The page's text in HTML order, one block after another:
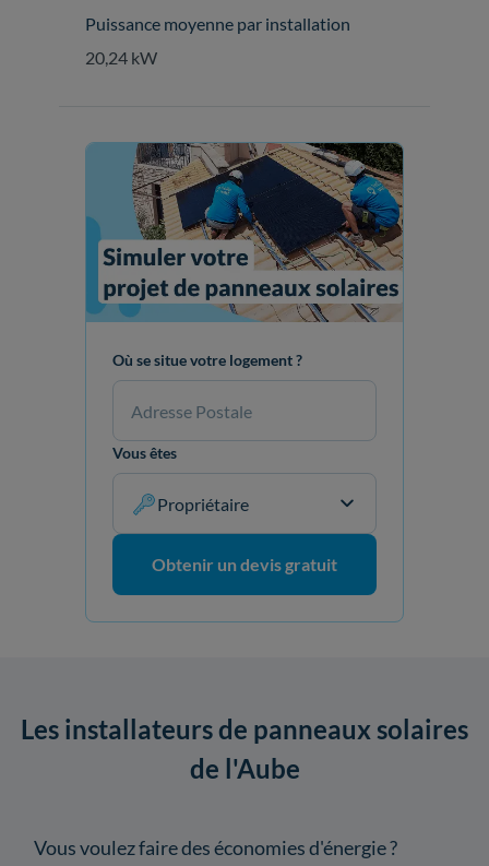
Puissance moyenne par installation
20,24 kW
Où se situe votre logement ?
Vous êtes
Propriétaire
Obtenir un devis gratuit
Les installateurs de panneaux solaires
de l'Aube
Vous voulez faire des économies d'énergie ?